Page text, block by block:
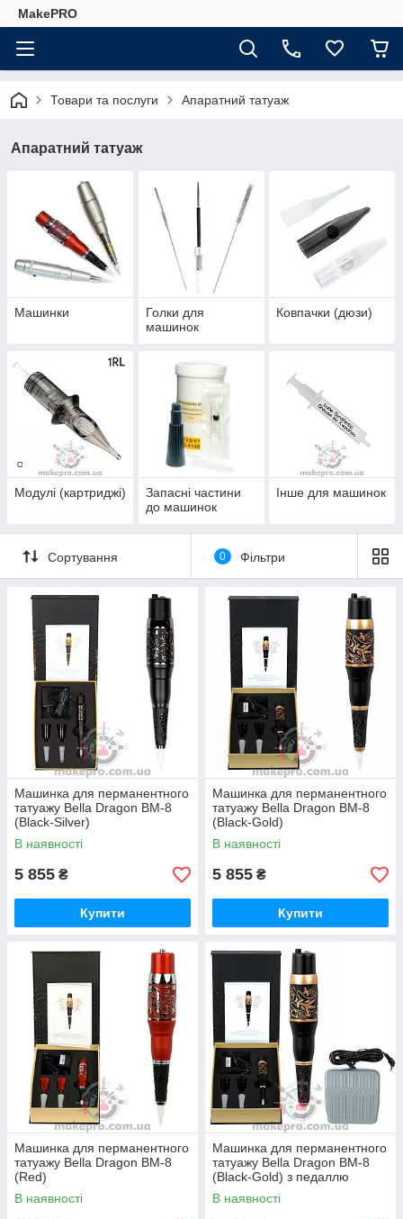
MakePRO
Товари та послуги Апаратний татуаж
Апаратний татуаж
Машинки
Голки для
машинок
Ковпачки (дюзи)
Модулі (картриджі)
Запасні частини
до машинок
Інше для машинок
Сортування 0 Фільтри
Машинка для перманентного
татуажу Bella Dragon BM-8
(Black-Silver)
В наявності
5 855 ₴
Купити
Машинка для перманентного
татуажу Bella Dragon BM-8
(Black-Gold)
В наявності
5 855 ₴
Купити
Машинка для перманентного
татуажу Bella Dragon BM-8
(Red)
В наявності
Машинка для перманентного
татуажу Bella Dragon BM-8
(Black-Gold) з педаллю
В наявності